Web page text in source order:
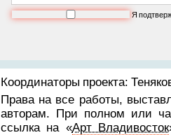
Я
Координаторы проекта:
Права на все работы,
авторам. При полном или
ссылка на «Арт Владивосток